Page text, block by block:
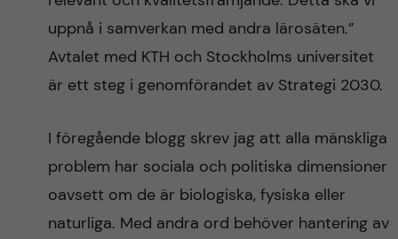
uppnå i samverkan med andra lärosäten.”
Avtalet med KTH och Stockholms universitet
är ett steg i genomförandet av Strategi 2030.
I föregående blogg skrev jag att alla mänskliga
problem har sociala och politiska dimensioner
oavsett om de är biologiska, fysiska eller
naturliga. Med andra ord behöver hantering av